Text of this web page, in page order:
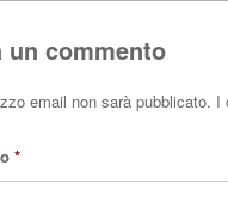
un commento
email non sarà pubblicato. I
*